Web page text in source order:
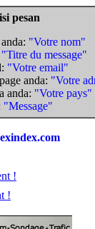
pesan
"Votre nom"
"Titre du message"
"Votre email"
anda: "Votre
anda: "Votre pays"
"Message"
!
!